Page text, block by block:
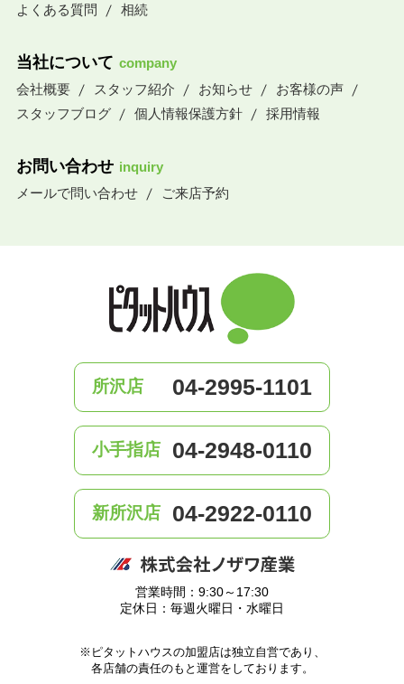
よくある質問
相続
当社について company
会社概要
スタッフ紹介 お知らせ
お客様の声
スタッフブログ
個人情報保護方針 採用情報
お問い合わせ inquiry
メールで問い合わせ
ご来店予約
所沢店 04-2995-1101
小手指店 04-2948-0110
新所沢店 04-2922-0110
営業時間：9:30～17:30
定休日：毎週火曜日・水曜日
※ピタットハウスの加盟店は独立自営であり、
各店舗の責任のもと運営をしております。